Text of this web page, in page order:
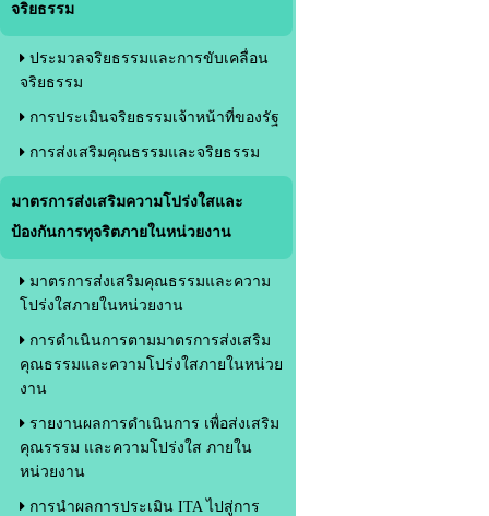
จริยธรรม
ประมวลจริยธรรมและการขับเคลื่อน
จริยธรรม
การประเมินจริยธรรมเจ้าหน้าที่ของรัฐ
การส่งเสริมคุณธรรมและจริยธรรม
มาตรการส่งเสริมความโปร่งใสและ
ป้องกันการทุจริตภายในหน่วยงาน
มาตรการส่งเสริมคุณธรรมและความ
โปร่งใสภายในหน่วยงาน
การดำเนินการตามมาตรการส่งเสริม
คุณธรรมและความโปร่งใสภายในหน่วย
งาน
รายงานผลการดำเนินการ เพื่อส่งเสริม
คุณรรรม และความโปร่งใส ภายใน
หน่วยงาน
การนำผลการประเมิน ITA ไปสู่การ